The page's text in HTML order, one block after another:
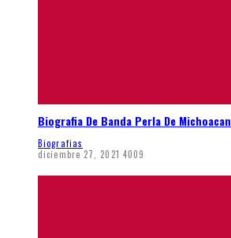
Biografia De Banda Perla De Michoacan
Biografias
diciembre 27, 2021 4009